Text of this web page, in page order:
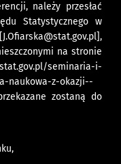
należy przesłać
Statystycznego w
na stronie
seminaria-i-
naukowa-z-okazji--
zostaną do